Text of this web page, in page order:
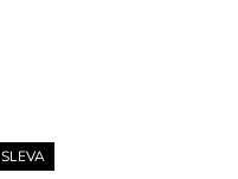
SLEVA